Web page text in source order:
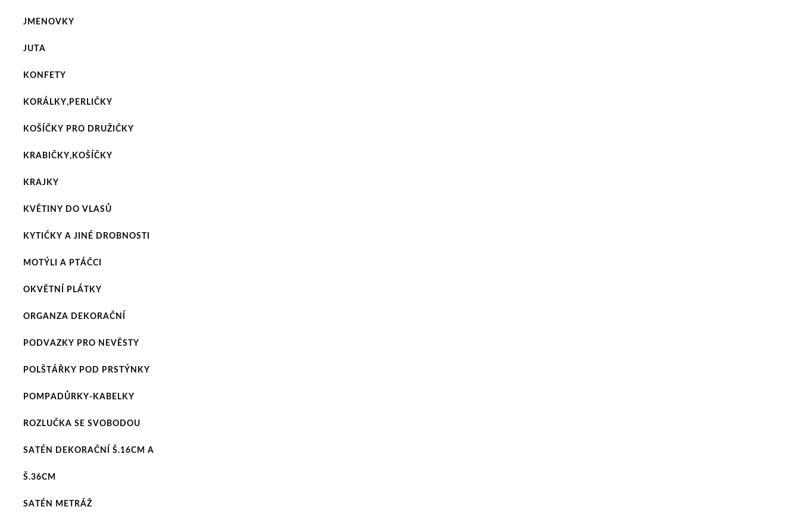
JMENOVKY
JUTA
KONFETY
KORÁLKY,PERLIČKY
KOŠÍČKY PRO DRUŽIČKY
KRABIČKY,KOŠÍČKY
KRAJKY
KVĚTINY DO VLASŮ
KYTIČKY A JINÉ DROBNOSTI
MOTÝLI A PTÁČCI
OKVĚTNÍ PLÁTKY
ORGANZA DEKORAČNÍ
PODVAZKY PRO NEVĚSTY
POLŠTÁŘKY POD PRSTÝNKY
POMPADŮRKY-KABELKY
ROZLUČKA SE SVOBODOU
SATÉN DEKORAČNÍ Š.16CM A
Š.36CM
SATÉN METRÁŽ